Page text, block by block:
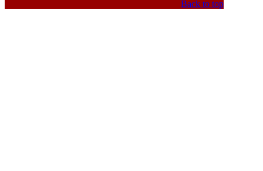
Back to top